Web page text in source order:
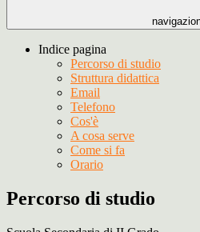
Indice pagina
Percorso di studio
Struttura didattica
Email
Telefono
Cos'è
A cosa serve
Come si fa
Orario
Percorso di studio